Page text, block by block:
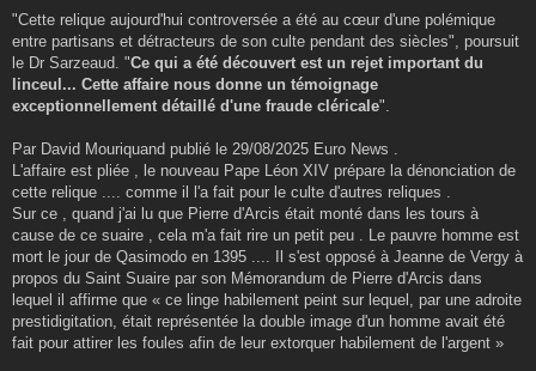
"Cette relique aujourd'hui controversée a été au cœur d'une polémique
entre partisans et détracteurs de son culte pendant des siècles", poursuit
le Dr Sarzeaud. "Ce qui a été découvert est un rejet important du
linceul... Cette affaire nous donne un témoignage
exceptionnellement détaillé d'une fraude cléricale".
Par David Mouriquand publié le 29/08/2025 Euro News .
L'affaire est pliée , le nouveau Pape Léon XIV prépare la dénonciation de
cette relique .... comme il l'a fait pour le culte d'autres reliques .
Sur ce , quand j'ai lu que Pierre d'Arcis était monté dans les tours à
cause de ce suaire , cela m'a fait rire un petit peu . Le pauvre homme est
mort le jour de Qasimodo en 1395 .... Il s'est opposé à Jeanne de Vergy à
propos du Saint Suaire par son Mémorandum de Pierre d'Arcis dans
lequel il affirme que « ce linge habilement peint sur lequel, par une adroite
prestidigitation, était représentée la double image d'un homme avait été
fait pour attirer les foules afin de leur extorquer habilement de l'argent »